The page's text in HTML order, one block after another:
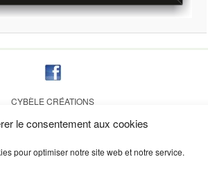
le consentement aux cookies
pour optimiser notre site web et notre service.
CYBÈLE CRÉATIONS
TOLOSANE – FRANCE